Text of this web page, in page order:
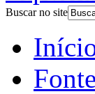
Buscar no site